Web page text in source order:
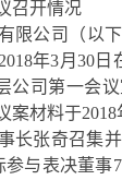
召开情况
限公司（以
年3月30日
公司第一会
案材料于
长张奇召集
与表决董事7